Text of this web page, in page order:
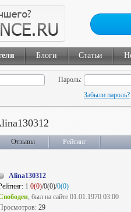
Блоги Статьи
Пароль:
Забыли пароль?
Отзывы Рейтинг
Alina130312
1 0(0)/0(0)/0(0)
, был на сайте 01.01.1970 03:00
29